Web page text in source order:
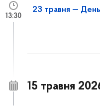
23 травня — День
13:30
15 травня